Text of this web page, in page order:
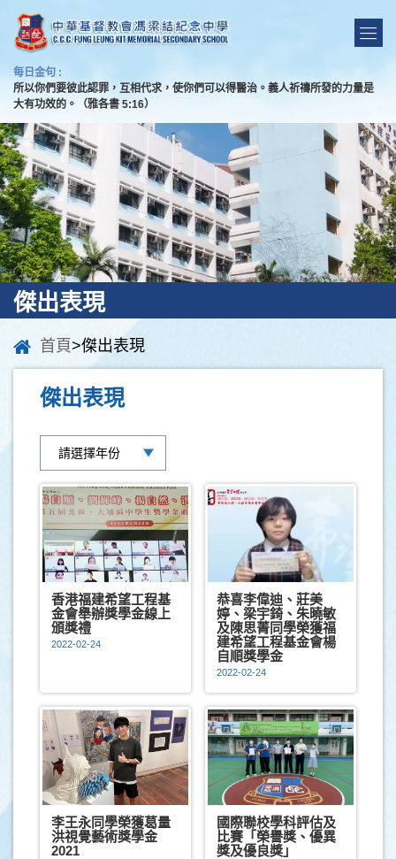
每日金句 :
所以你們要彼此認罪，互相代求，使你們可以得醫治。義人祈禱所發的力量是
大有功效的。（雅各書 5:16）
傑出表現
首頁>傑出表現
傑出表現
香港福建希望工程基
金會舉辦獎學金線上
頒獎禮
2022-02-24
恭喜李偉迪、莊美
婷、梁宇錡、朱曉敏
及陳思菁同學榮獲福
建希望工程基金會楊
自順獎學金
2022-02-24
李王永同學榮獲葛量
洪視覺藝術獎學金
2021
國際聯校學科評估及
比賽「榮譽獎、優異
獎及優良獎」